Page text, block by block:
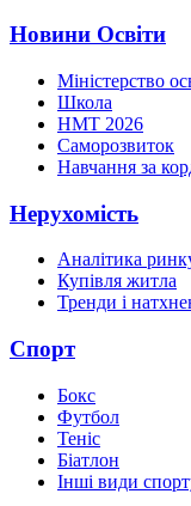
Новини Освіти
Міністерство
Школа
НМТ 2026
Саморозвиток
Навчання за
Нерухомість
Аналітика
Купівля житла
Тренди і
Спорт
Бокс
Футбол
Теніс
Біатлон
Інші види